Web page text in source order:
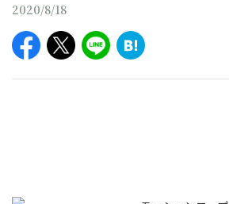
2020/8/18